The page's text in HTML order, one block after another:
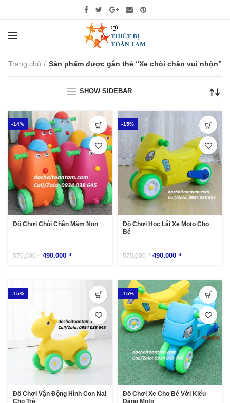
Trang chủ Sản phẩm được gắn thẻ “Xe chòi chân vui nhộn”
SHOW SIDEBAR
-14%
Đồ Chơi Chòi Chân Mầm Non
570,000₫ 490,000 ₫
-15%
Đồ Chơi Học Lái Xe Moto Cho
Bé
575,000₫ 490,000 ₫
-15%
Đồ Chơi Vận Động Hình Con Nai
Cho Trẻ
-15%
Đồ Chơi Xe Cho Bé Với Kiểu
Dáng Moto